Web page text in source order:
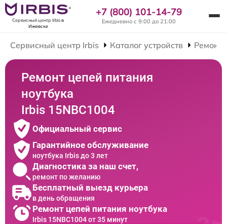
Сервисный центр Irbisв
Ижевске
+7 (800) 101-14-79
Ежедневно с 9:00 до 21:00
Сервисный центр Irbis Каталог устройств Ремонт
Ремонт цепей питания
ноутбука
Irbis 15NBC1004
Официальный сервис
Гарантийное обслуживание
ноутбука Irbis до 3 лет
Диагностика за наш счет,
ремонт по желанию
Бесплатный выезд курьера
в день обращения
Ремонт цепей питания ноутбука
Irbis 15NBC1004 от 35 минут